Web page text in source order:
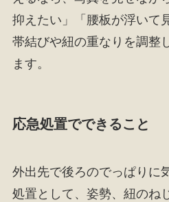
抑えたい」「腰板が浮いて
帯結びや紐の重なりを調整
ます。
応急処置でできること
外出先で後ろのでっぱりに
処置として、姿勢、紐のね